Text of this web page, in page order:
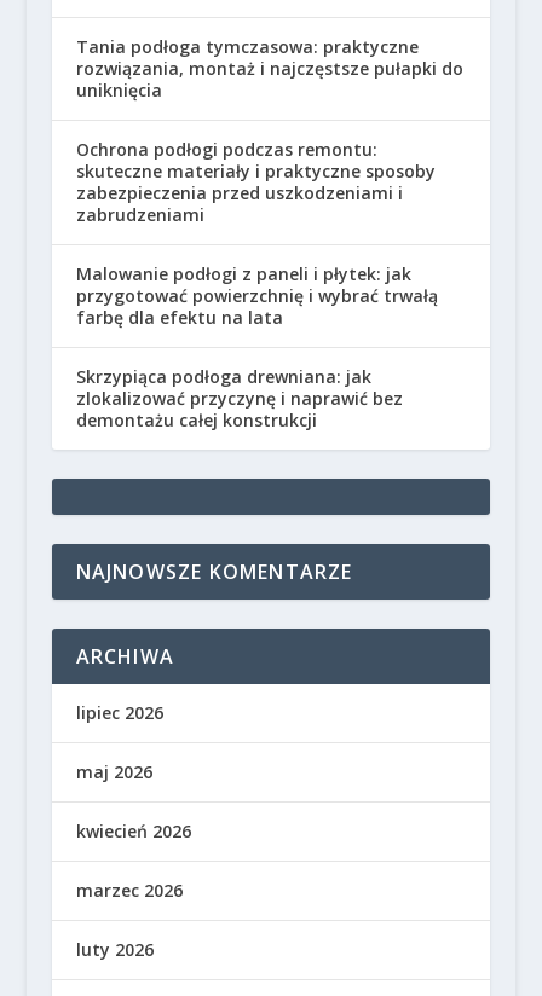
Tania podłoga tymczasowa: praktyczne
rozwiązania, montaż i najczęstsze pułapki do
uniknięcia
Ochrona podłogi podczas remontu:
skuteczne materiały i praktyczne sposoby
zabezpieczenia przed uszkodzeniami i
zabrudzeniami
Malowanie podłogi z paneli i płytek: jak
przygotować powierzchnię i wybrać trwałą
farbę dla efektu na lata
Skrzypiąca podłoga drewniana: jak
zlokalizować przyczynę i naprawić bez
demontażu całej konstrukcji
NAJNOWSZE KOMENTARZE
ARCHIWA
lipiec 2026
maj 2026
kwiecień 2026
marzec 2026
luty 2026